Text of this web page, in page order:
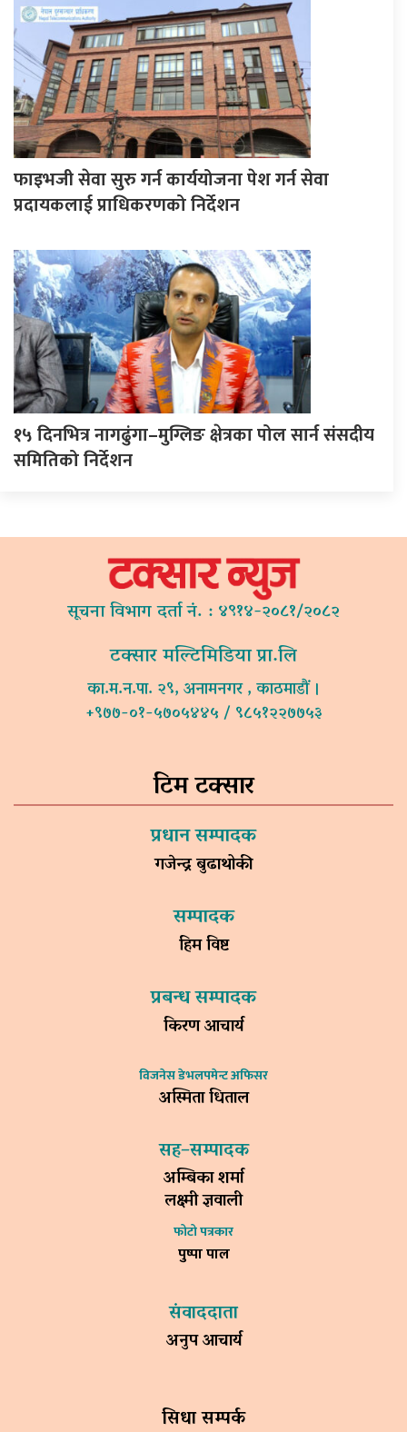
फाइभजी सेवा सुरु गर्न कार्ययोजना पेश गर्न सेवा
प्रदायकलाई प्राधिकरणको निर्देशन
१५ दिनभित्र नागढुंगा–मुग्लिङ क्षेत्रका पोल सार्न संसदीय
समितिको निर्देशन
सूचना विभाग दर्ता नं. : ४९१४-२०८१/२०८२
टक्सार मल्टिमिडिया प्रा.लि
का.म.न.पा. २९, अनामनगर , काठमाडौं ।
+९७७-०१-५७०५४४५ / ९८५१२२७७५३
टिम टक्सार
प्रधान सम्पादक
गजेन्द्र बुढाथोकी
सम्पादक
हिम विष्ट
प्रबन्ध सम्पादक
किरण आचार्य
विजनेस डेभलपमेन्ट अफिसर
अस्मिता धिताल
सह–सम्पादक
अम्बिका शर्मा
लक्ष्मी ज्ञवाली
फोटो पत्रकार
पुष्पा पाल
संवाददाता
अनुप आचार्य
सिधा सम्पर्क